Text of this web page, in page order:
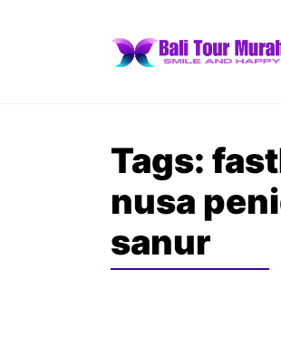
Tags:
nusa
sanur